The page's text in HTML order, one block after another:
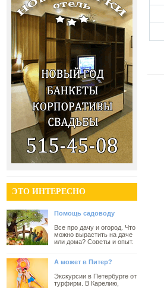
ЭТО ИНТЕРЕСНО
Помощь садоводу
Все про дачу и огород. Что
можно вырастить на даче
или дома? Советы и опыт.
А может в Питер?
Экскурсии в Петербурге от
турфирм. В Карелию,